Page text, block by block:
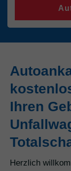
Ihren
Herzlich